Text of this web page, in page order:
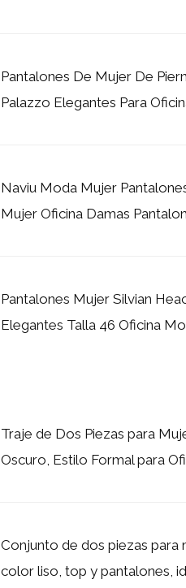
Pantalones De Mujer De
Palazzo Elegantes Para
Naviu Moda Mujer
Mujer Oficina Damas
Pantalones Mujer Silvian
Elegantes Talla 46 Oficina
Traje de Dos Piezas para
Oscuro, Estilo Formal para
Conjunto de dos piezas para
color liso, top y pantalones,